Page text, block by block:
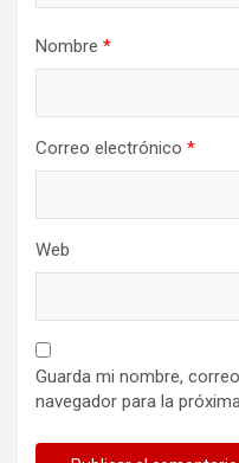
Nombre *
Correo electrónico *
Web
Guarda mi nombre,
navegador para la